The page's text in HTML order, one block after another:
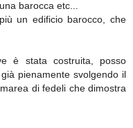
barocca etc...
un edificio barocco, che
è stata costruita, posso
pienamente svolgendo il
di fedeli che dimostra